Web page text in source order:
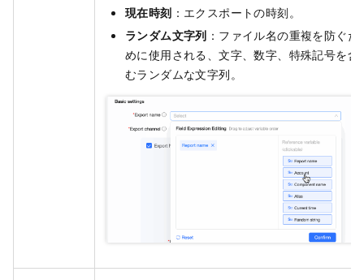
現在時刻 ：エクスポートの時刻。
ランダム文字列 ：ファイル名の重複を防ぐた
めに使用される、文字、数字、特殊記号を含
むランダムな文字列。